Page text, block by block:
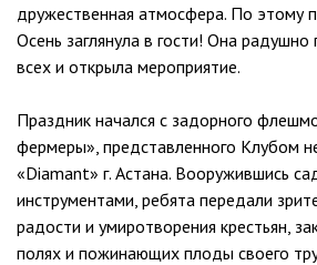
дружественная атмосфера. По этому
Осень заглянула в гости! Она радушно
всех и открыла мероприятие.
Праздник начался с задорного
фермеры», представленного Клубом
«Diamant» г. Астана. Вооружившись
инструментами, ребята передали
радости и умиротворения крестьян,
полях и пожинающих плоды своего